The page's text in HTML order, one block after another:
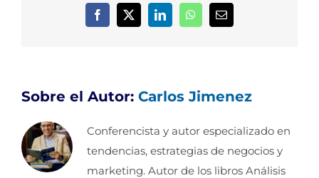
Facebook
X LinkedInWhatsAppCorreo
Sobre el Autor: Carlos Jimenez
Conferencista y autor especializado en
tendencias, estrategias de negocios y
marketing. Autor de los libros Análisis